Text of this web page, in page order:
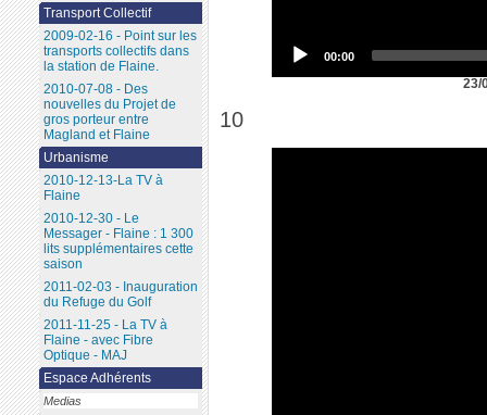
00:00
23/
10
Transport Collectif
2009-02-16 - Point sur les
transports collectifs dans
la station de Flaine.
2010-07-08 - Des
nouvelles du Projet de
gros porteur entre
Magland et Flaine
Urbanisme
2010-12-13-La TV à
Flaine
2010-12-30 - Le
Messager - Flaine : 1 300
lits supplémentaires cette
saison
2011-02-03 - Inauguration
du Refuge du Golf
2011-11-25 - La TV à
Flaine - avec Fibre
Optique - MAJ
Espace Adhérents
Medias